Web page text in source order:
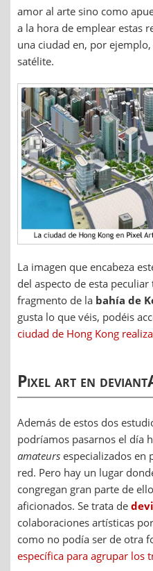
amor al arte sino como
a la hora de emplear estas
una ciudad en, por
satélite.
La imagen que encabeza
del aspecto de esta peculiar
fragmento de la bahía de
gusta lo que véis, podéis
ciudad de Hong Kong
Pixel art en
Además de estos dos
podríamos pasarnos el día
amateurs especializados en
red. Pero hay un lugar
congregan gran parte de
aficionados. Se trata de
colaboraciones artísticas
como no podía ser de otra
específica para agrupar los